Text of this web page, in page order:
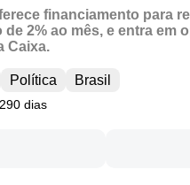
financiamento para
2% ao mês, e entra em
Caixa.
Política Brasil
dias